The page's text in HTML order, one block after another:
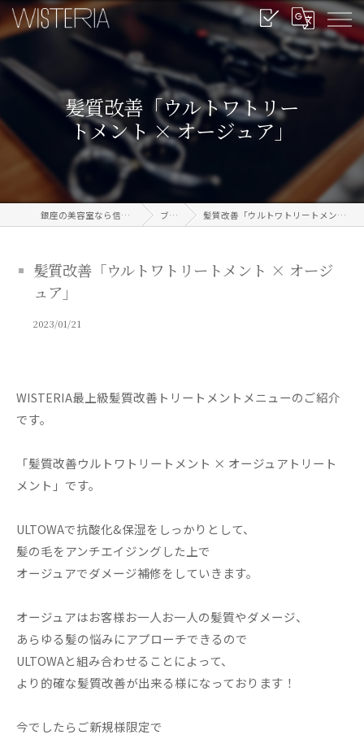
髪質改善「ウルトワトリー
トメント × オージュア」
銀座の美容室なら信頼のWISTERIA ブログ 髪質改善「ウルトワトリートメント × オージュア」
髪質改善「ウルトワトリートメント × オージ
ュア」
2023/01/21
WISTERIA最上級髪質改善トリートメントメニューのご紹介
です。
「髪質改善ウルトワトリートメント × オージュアトリート
メント」です。
ULTOWAで抗酸化&保湿をしっかりとして、
髪の毛をアンチエイジングした上で
オージュアでダメージ補修をしていきます。
オージュアはお客様お一人お一人の髪質やダメージ、
あらゆる髪の悩みにアプローチできるので
ULTOWAと組み合わせることによって、
より的確な髪質改善が出来る様になっております！
今でしたらご新規様限定で